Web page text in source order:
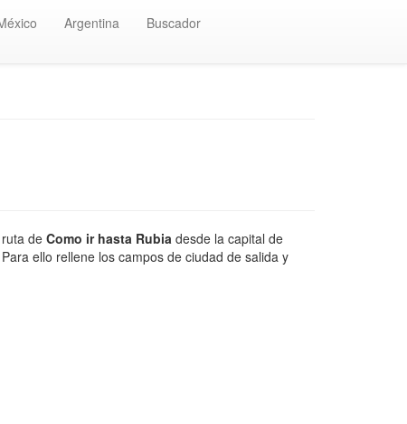
Argentina Buscador
de Como ir hasta Rubia desde la capital de
ello rellene los campos de ciudad de salida y